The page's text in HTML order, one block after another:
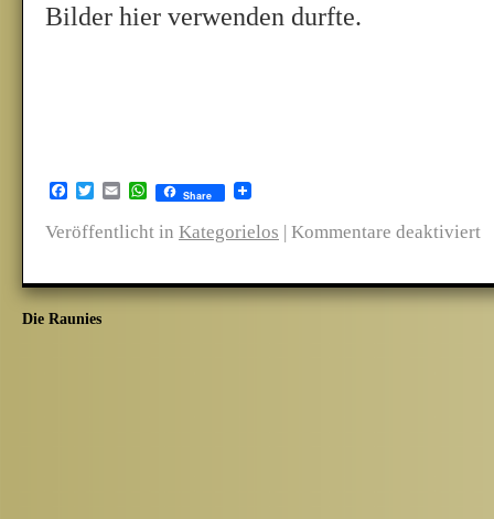
Bilder hier verwenden durfte.
Facebook
TwitterEmailWhatsApp
Share
Veröffentlicht in Kategorielos | Kommentare deaktiviert
Die Raunies